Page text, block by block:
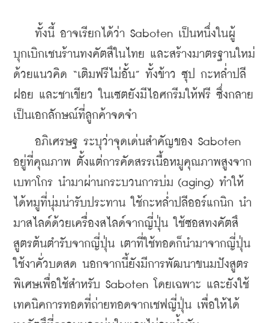
ทั้งนี้ อาจเรียกได้ว่า Saboten เป็นหนึ่งในผู้
บุกเบิกเชนร้านทงคัตสึในไทย และสร้างมาตรฐานใหม่
ด้วยแนวคิด “เติมฟรีไม่อั้น” ทั้งข้าว ซุป กะหล่ำปลี
ฝอย และชาเขียว ในเซตยังมีไอศกรีมให้ฟรี ซึ่งกลาย
เป็นเอกลักษณ์ที่ลูกค้าจดจำ
อภิเศรษฐ ระบุว่าจุดเด่นสำคัญของ Saboten
อยู่ที่คุณภาพ ตั้งแต่การคัดสรรเนื้อหมูคุณภาพสูงจาก
เบทาโกร นำมาผ่านกระบวนการบ่ม (aging) ทำให้
ได้หมูที่นุ่มน่ารับประทาน ใช้กะหล่ำปลีออร์แกนิก นำ
มาสไลด์ด้วยเครื่องสไลด์จากญี่ปุ่น ใช้ซอสทงคัตสึ
สูตรต้นตำรับจากญี่ปุ่น เตาที่ใช้ทอดก็นำมาจากญี่ปุ่น
ใช้งาคั่วบดสด นอกจากนี้ยังมีการพัฒนาขนมปังสูตร
พิเศษเพื่อใช้สำหรับ Saboten โดยเฉพาะ และยังใช้
เทคนิคการทอดที่ถ่ายทอดจากเชฟญี่ปุ่น เพื่อให้ได้